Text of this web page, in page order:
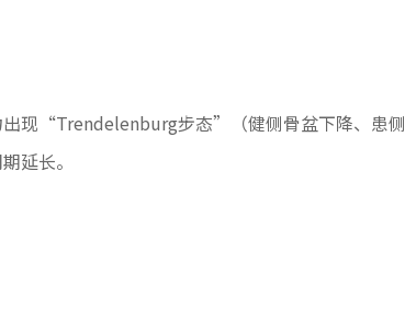
出现“Trendelenburg步态”（健侧骨盆下降、患侧
延长。